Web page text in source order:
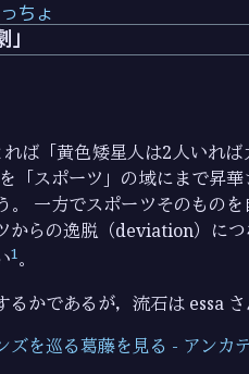
ちょ
ば「黄色矮星人は2人いれば
「スポーツ」の域にまで昇華
。 一方でスポーツそのものを
からの逸脱（deviation）に
1。
かであるが，流石は essa さ
ズを巡る葛藤を見る - アンカ